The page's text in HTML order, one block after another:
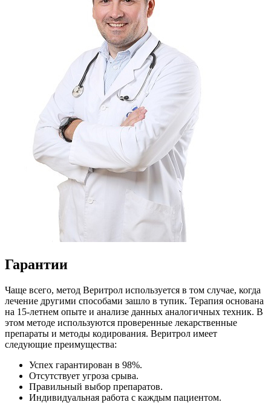
Гарантии
Чаще всего, метод Веритрол используется в том случае, когда
лечение другими способами зашло в тупик. Терапия основана
на 15-летнем опыте и анализе данных аналогичных техник. В
этом методе используются проверенные лекарственные
препараты и методы кодирования. Веритрол имеет
следующие преимущества:
Успех гарантирован в 98%.
Отсутствует угроза срыва.
Правильный выбор препаратов.
Индивидуальная работа с каждым пациентом.